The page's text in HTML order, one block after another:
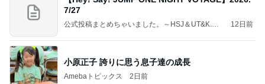
7/27
公式投稿まとめちゃいました。～HSJ＆UT&K.O.
12日前
小原正子 誇りに思う息子達の成長
Amebaトピックス 2日前